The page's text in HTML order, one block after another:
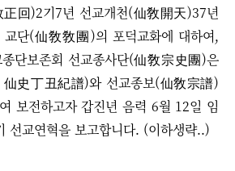
回)2기7년 선교개천(仙敎開天)37년
교단(仙敎敎團)의 포덕교화에 대하여,
단보존회 선교종사단(仙敎宗史團)은
史丁丑紀譜)와 선교종보(仙敎宗譜)
보전하고자 갑진년 음력 6월 12일 임
선교연혁을 보고합니다. (이하생략..)